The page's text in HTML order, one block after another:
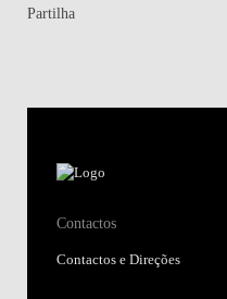
Partilha
Contactos
Contactos e Direções